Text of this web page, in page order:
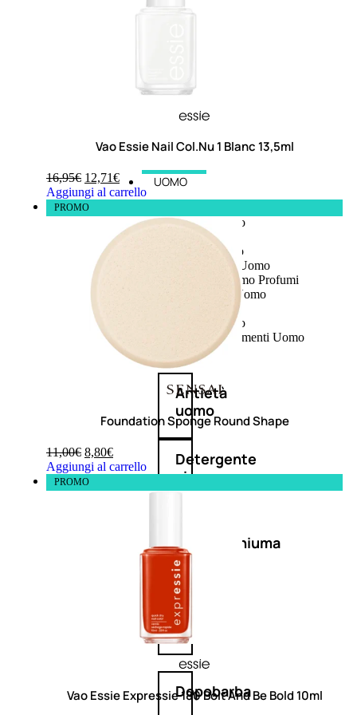
UOMO
Dopobarba Uomo
Antieta Uomo
Anticaduta Uomo
Contorno Occhi Uomo
Bagnodoccia Uomo Profumi
Docciaschiuma Uomo
Deodoranti Uomo
Confezioni Trattamenti Uomo
Antietà
uomo
Detergente
viso
uomo
Docciaschiuma
uomo
Shampoo
uomo
Dopobarba
Vao Essie Nail Col.Nu 1 Blanc 13,5ml
16,95€ 12,71€
Aggiungi al carrello
PROMO
Foundation Sponge Round Shape
11,00€ 8,80€
Aggiungi al carrello
PROMO
Vao Essie Expressie 180 Bolt And Be Bold 10ml